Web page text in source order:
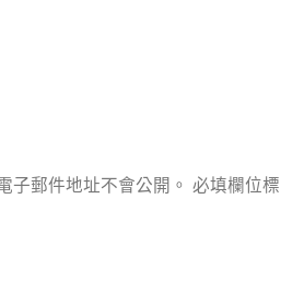
子郵件地址不會公開。 必填欄位標